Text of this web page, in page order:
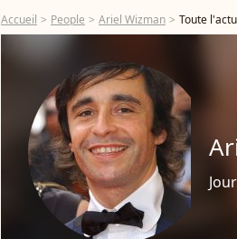
Accueil People Ariel Wizman Toute